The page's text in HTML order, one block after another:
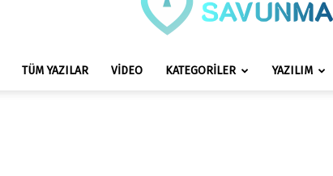
TÜM YAZILAR VİDEO KATEGORİLER YAZILIM